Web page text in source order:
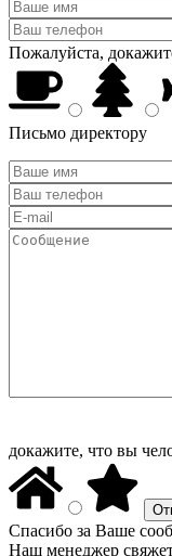
Пожалуйста,
Письмо директору
докажите, что вы
Спасибо за Ваше
Наш менеджер